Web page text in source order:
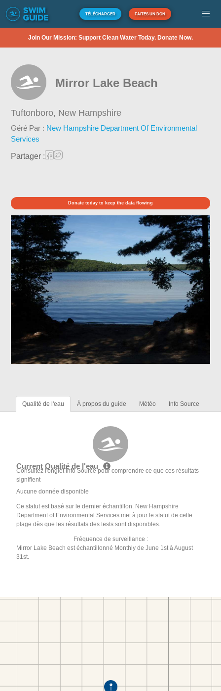
TÉLÉCHARGER FAITES UN DON
Join Our Mission: Support Clean Water Today. Donate Now.
Mirror Lake Beach
Tuftonboro, New Hampshire
Géré Par : New Hampshire Department Of Environmental
Services
Partager :
Donate today to keep the data flowing
Qualité de l'eau À propos du guide Météo Info Source
Current Qualité de l'eau
Consultez l'onglet Info Source pour comprendre ce que ces résultats
signifient
Aucune donnée disponible
Ce statut est basé sur le dernier échantillon. New Hampshire
Department of Environmental Services met à jour le statut de cette
plage dès que les résultats des tests sont disponibles.
Fréquence de surveillance :
Mirror Lake Beach est échantillonné Monthly de June 1st à August
31st.